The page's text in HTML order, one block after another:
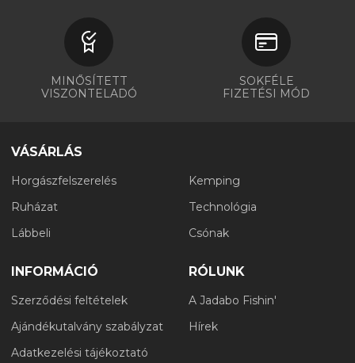
MINŐSÍTETT
VISZONTELADÓ
SOKFÉLE
FIZETÉSI MÓD
VÁSÁRLÁS
Horgászfelszerelés
Ruházat
Lábbeli
Kemping
Technológia
Csónak
INFORMÁCIÓ
Szerződési feltételek
Ajándékutalvány szabályzat
Adatkezelési tájékoztató
RÓLUNK
A Jadabo Fishin'
Hírek